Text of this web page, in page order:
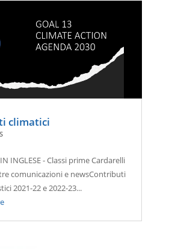
climatici
INGLESE - Classi prime Cardarelli
comunicazioni e newsContributi
2021-22 e 2022-23...